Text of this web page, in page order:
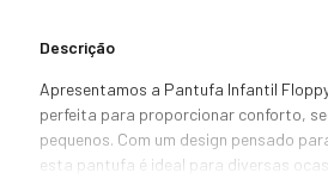
Descrição
Apresentamos a Pantufa Infantil
perfeita para proporcionar conforto,
pequenos. Com um design pensado
esta pantufa é ideal para diversas